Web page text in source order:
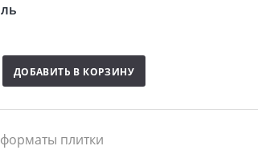
ДОБАВИТЬ В КОРЗИНУ
плитки